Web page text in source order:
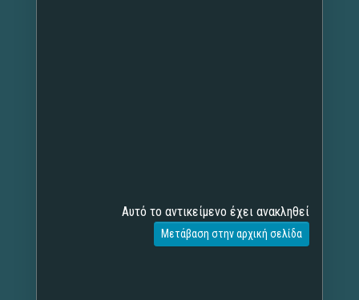
Αυτό το αντικείμενο έχει ανακληθεί
Μετάβαση στην αρχική σελίδα